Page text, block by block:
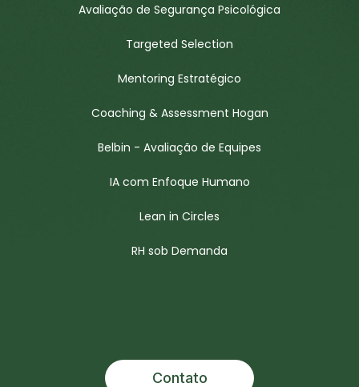
Avaliação de Segurança Psicológica
Targeted Selection
Mentoring Estratégico
Coaching & Assessment Hogan
Belbin - Avaliação de Equipes
IA com Enfoque Humano
Lean in Circles
RH sob Demanda
Contato